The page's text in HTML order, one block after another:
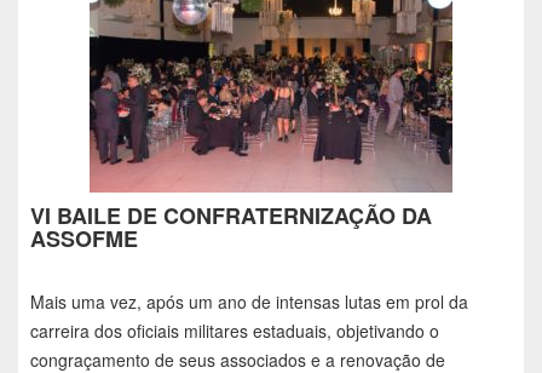
VI BAILE DE CONFRATERNIZAÇÃO DA
ASSOFME
Mais uma vez, após um ano de intensas lutas em prol da
carreira dos oficiais militares estaduais, objetivando o
congraçamento de seus associados e a renovação de